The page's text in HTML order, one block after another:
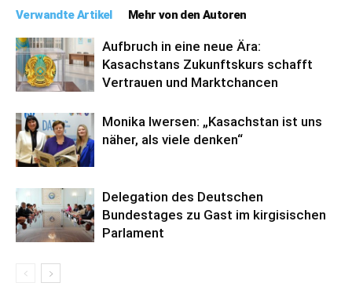
Verwandte Artikel Mehr von den Autoren
Aufbruch in eine neue Ära:
Kasachstans Zukunftskurs schafft
Vertrauen und Marktchancen
Monika Iwersen: „Kasachstan ist uns
näher, als viele denken“
Delegation des Deutschen
Bundestages zu Gast im kirgisischen
Parlament